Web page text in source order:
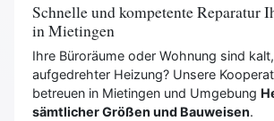
Schnelle und kompetente Reparatur
in Mietingen
Ihre Büroräume oder Wohnung sind
aufgedrehter Heizung? Unsere
betreuen in Mietingen und Umgebung
sämtlicher Größen und Bauweisen.